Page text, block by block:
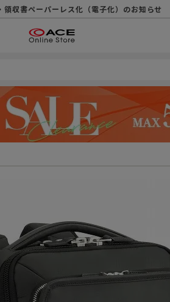
年熊本地震に伴う配送への影響について
領収書ペーパーレス化（電子化）のお知らせ
通状況・物量増等に伴う配送への影響について
悪質な詐欺サイトにご注意ください
種メールが届かない場合に関しまして
お問い合わせのご対応に関しまして
のなりすまし詐欺にご注意ください